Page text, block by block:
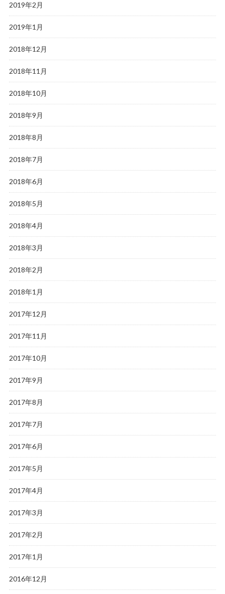
2019年2月
2019年1月
2018年12月
2018年11月
2018年10月
2018年9月
2018年8月
2018年7月
2018年6月
2018年5月
2018年4月
2018年3月
2018年2月
2018年1月
2017年12月
2017年11月
2017年10月
2017年9月
2017年8月
2017年7月
2017年6月
2017年5月
2017年4月
2017年3月
2017年2月
2017年1月
2016年12月